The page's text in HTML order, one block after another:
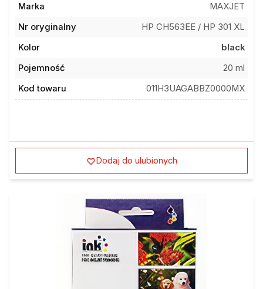
Marka
MAXJET
Nr oryginalny
HP CH563EE / HP 301 XL
Kolor
black
Pojemność
20 ml
Kod towaru
011H3UAGABBZ0000MX
Dodaj do ulubionych